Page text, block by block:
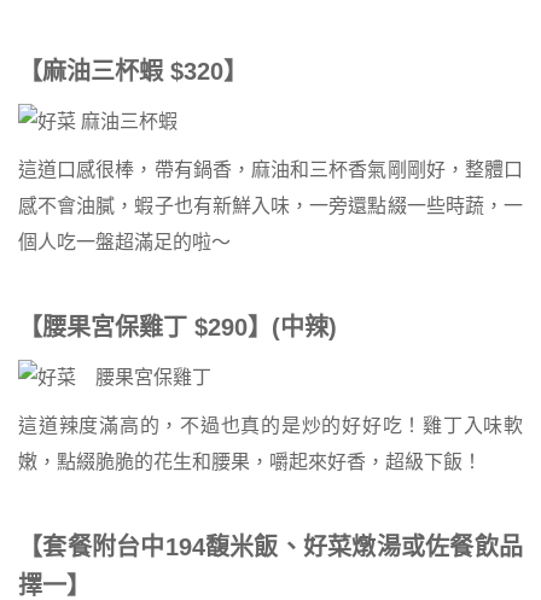
【麻油三杯蝦 $320】
這道口感很棒，帶有鍋香，麻油和三杯香氣剛剛好，整體口
感不會油膩，蝦子也有新鮮入味，一旁還點綴一些時蔬，一
個人吃一盤超滿足的啦～
【腰果宮保雞丁 $290】(中辣)
這道辣度滿高的，不過也真的是炒的好好吃！雞丁入味軟
嫩，點綴脆脆的花生和腰果，嚼起來好香，超級下飯！
【套餐附台中194馥米飯、好菜燉湯或佐餐飲品
擇一】